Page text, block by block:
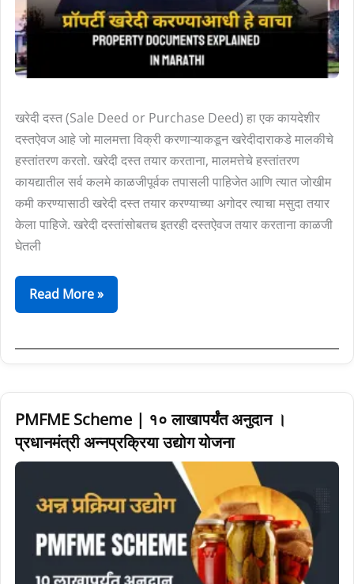
खरेदी दस्त (Sale Deed or Purchase Deed) हा एक कायदेशीर
दस्तऐवज आहे जो मालमत्ता विक्री करणाऱ्याकडून खरेदीदाराकडे मालकीचे
हस्तांतरण करतो. खरेदी दस्त तयार करताना, मालमत्तेचे हस्तांतरण
कायद्यातील सर्व कलमे काळजीपूर्वक तपासली पाहिजेत आणि त्यात जोखीम
कमी करण्यासाठी खरेदी दस्त तयार करण्याच्या अगोदर त्याचा मसुदा तयार
केला पाहिजे. खरेदी दस्तांसोबतच इतरही दस्तऐवज तयार करताना काळजी
घेतली
(Property
Documents
in
Read More »
PMFME Scheme | १० लाखापर्यंत अनुदान ।
प्रधानमंत्री अन्नप्रक्रिया उद्योग योजना
PMFME
Scheme
|
लाखापर्यंत